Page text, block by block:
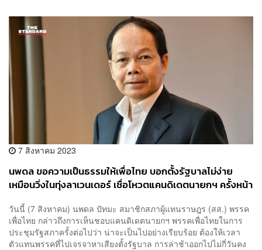
7 สิงหาคม 2023
นพดล ขอความเป็นธรรมให้เพื่อไทย บอกตั้งรัฐบาลไม่ง่าย
เหมือนวิ่งในทุ่งลาเวนเดอร์ เชื่อโหวตแคนดิเดตนายกฯ ครั้งหน้า
วันนี้ (7 สิงหาคม) นพดล ปัทมะ สมาชิกสภาผู้แทนราษฎร (สส.) พรรค
เพื่อไทย กล่าวถึงการเห็นชอบแคนดิเดตนายกฯ พรรคเพื่อไทยในการ
ประชุมรัฐสภาครั้งต่อไปว่า น่าจะเป็นไปอย่างเรียบร้อย ต้องให้เวลา
ตัวแทนพรรคที่ไปเจรจาหาเสียงตั้งรัฐบาล การล่าช้าออกไปไม่กี่วันคง